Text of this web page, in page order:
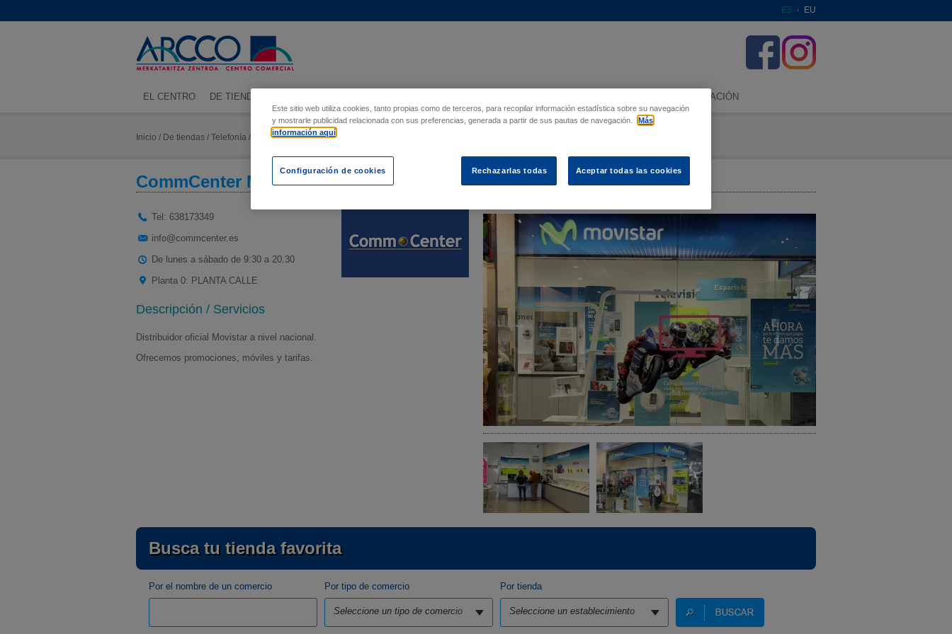
ES EU
EL CENTRO DE TIENDAS CONTACTO / SOLICITA INFORMACIÓN
Inicio / De tiendas / Telefonía / CommCenter Movistar
CommCenter Movistar› Planta 0:PLANTA CALLE
Tel: 638173349
info@commcenter.es
De lunes a sábado de 9:30 a 20.30
Planta 0: PLANTA CALLE
Descripción / Servicios
Distribuidor oficial Movistar a nivel nacional.
Ofrecemos promociones, móviles y tarifas.
Busca tu tienda favorita
Por el nombre de un comercio Por tipo de comercio
Seleccione un tipo de comercio
Por tienda
Seleccione un establecimiento
Este sitio web utiliza cookies, tanto propias como de terceros, para recopilar información estadística sobre su navegación
y mostrarle publicidad relacionada con sus preferencias, generada a partir de sus pautas de navegación.
Más
información aquí
Rechazarlas todas Aceptar todas las cookies
Configuración de cookies